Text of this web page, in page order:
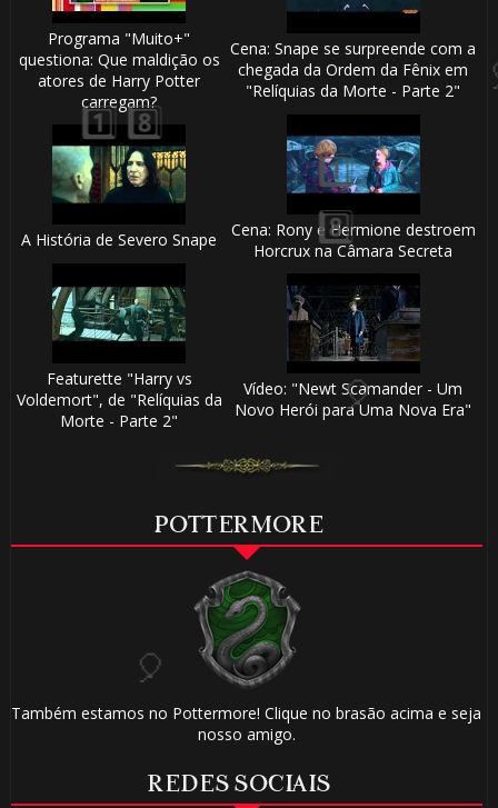
Programa "Muito+"
questiona: Que maldição os
atores de Harry Potter
carregam?
Cena: Snape se surpreende com a
chegada da Ordem da Fênix em
"Relíquias da Morte - Parte 2"
A História de Severo Snape
Cena: Rony e Hermione destroem
Horcrux na Câmara Secreta
Featurette "Harry vs
Voldemort", de "Relíquias da
Morte - Parte 2"
Vídeo: "Newt Scamander - Um
Novo Herói para Uma Nova Era"
POTTERMORE
Também estamos no Pottermore! Clique no brasão acima e seja
nosso amigo.
REDES SOCIAIS
🎈